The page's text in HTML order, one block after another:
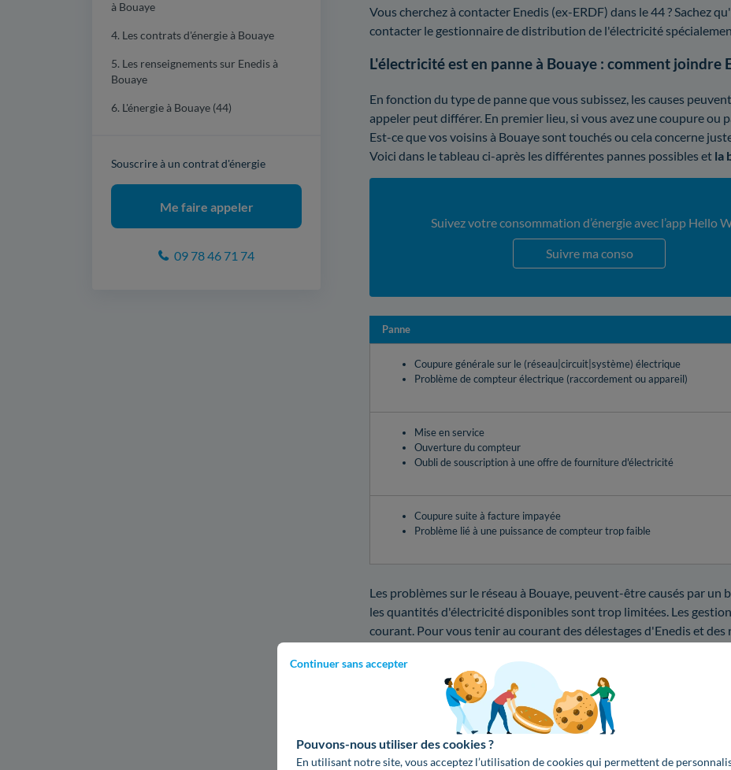
Continuer sans accepter
Pouvons-nous utiliser des cookies ?
En utilisant notre site, vous acceptez l’utilisation de cookies qui permettent de
à Bouaye
4. Les contrats d'énergie à Bouaye
5. Les renseignements sur Enedis à
Bouaye
6. L'énergie à Bouaye (44)
Souscrire à un contrat d'énergie
Me faire appeler
09 78 46 71 74
Vous cherchez à contacter Enedis (ex-ERDF) dans le 44 ? Sachez
contacter le gestionnaire de distribution de l'électricité
L'électricité est en panne à Bouaye : comment joindre
En fonction du type de panne que vous subissez, les causes
appeler peut différer. En premier lieu, si vous avez une coupure ou
Est-ce que vos voisins à Bouaye sont touchés ou cela concerne
Voici dans le tableau ci-après les différentes pannes possibles et la
Suivez votre consommation d’énergie avec l’app Hello
Suivre ma conso
Panne
Coupure générale sur le (réseau|circuit|système) électrique
Problème de compteur électrique (raccordement ou appareil)
Mise en service
Ouverture du compteur
Oubli de souscription à une offre de fourniture d'électricité
Coupure suite à facture impayée
Problème lié à une puissance de compteur trop faible
Les problèmes sur le réseau à Bouaye, peuvent-être causés par
les quantités d'électricité disponibles sont trop limitées. Les
courant. Pour vous tenir au courant des délestages d'Enedis et des
pouvez télécharger l'application Ecowatt conçue par l'Ademe et
risque élevé ou marquées par un risque modéré, n'oubliez pas de
pour échapper à une interruption d'électricité !Vous savez tout
électrique survient.
Panne d'électricité au 44830 : quel est le coût d'une